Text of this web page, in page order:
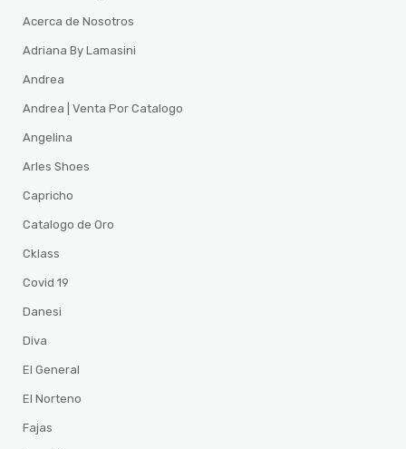
Acerca de Nosotros
Adriana By Lamasini
Andrea
Andrea | Venta Por Catalogo
Angelina
Arles Shoes
Capricho
Catalogo de Oro
Cklass
Covid 19
Danesi
Diva
El General
El Norteno
Fajas